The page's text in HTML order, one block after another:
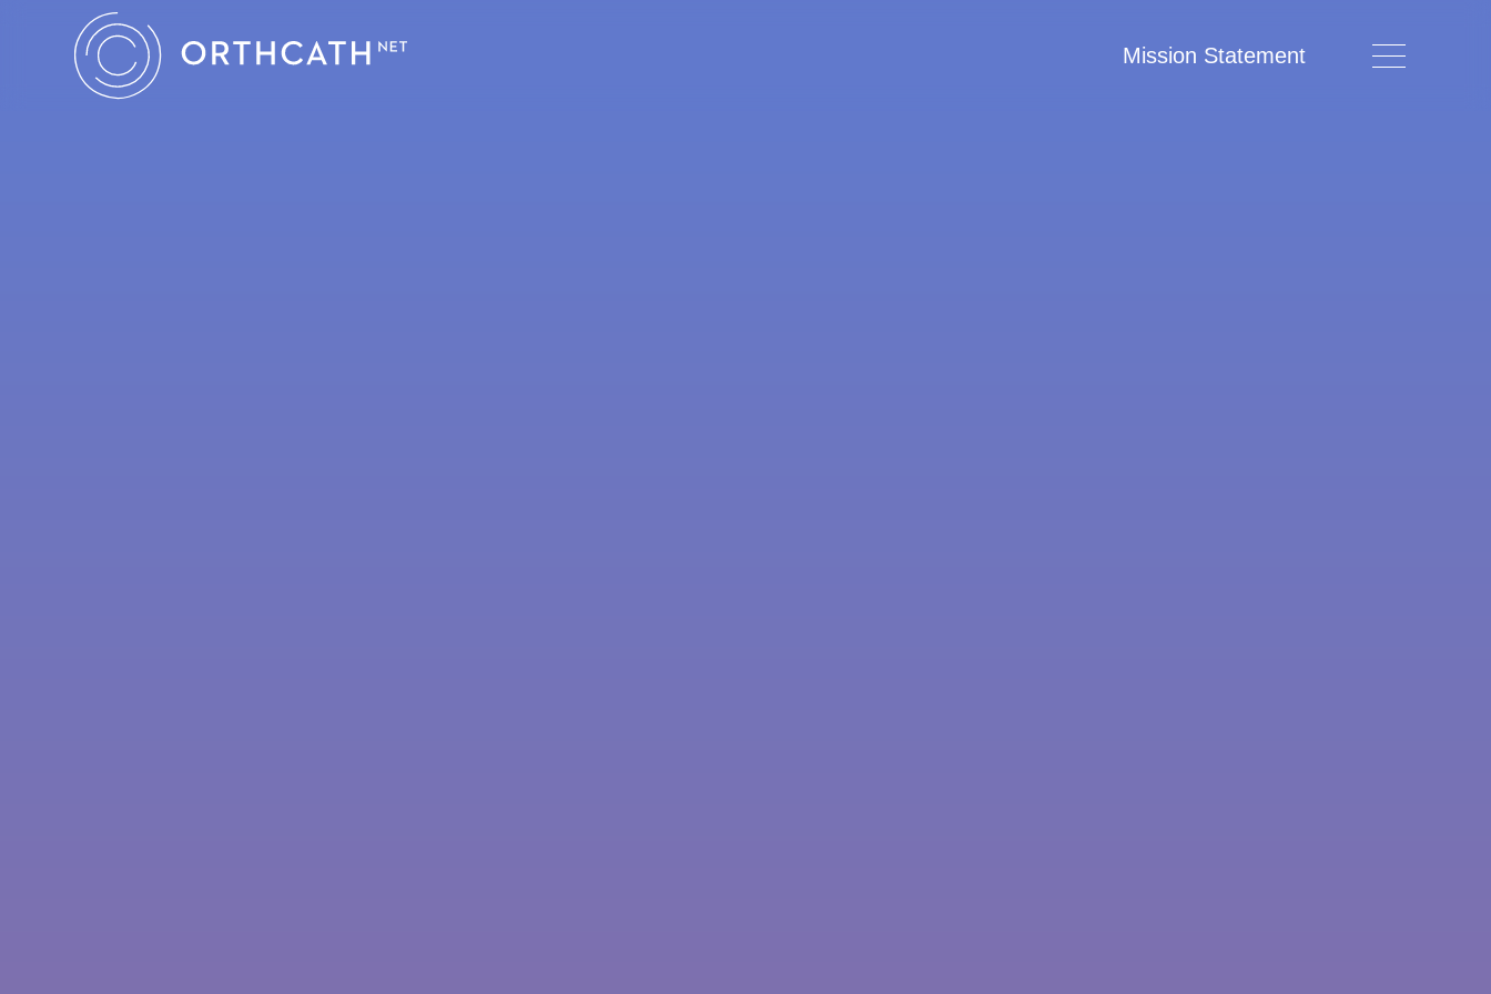
Mission Statement